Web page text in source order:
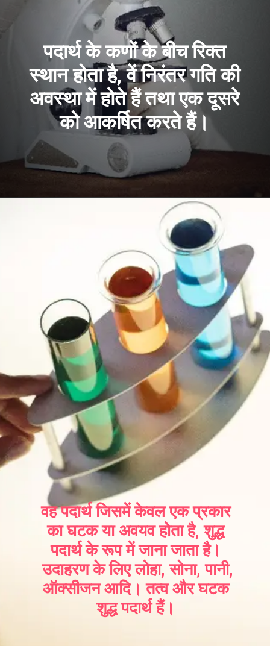
पदार्थ के कणों के बीच रिक्त
स्थान होता है, वें निरंतर गति की
अवस्था में होते हैं तथा एक दूसरे
को आकर्षित करते हैं।
वह पदार्थ जिसमें केवल एक प्रकार
का घटक या अवयव होता है, शुद्ध
पदार्थ के रूप में जाना जाता है।
उदाहरण के लिए लोहा, सोना, पानी,
ऑक्सीजन आदि। तत्व और घटक
शुद्ध पदार्थ हैं।